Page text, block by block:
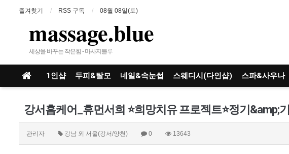
즐겨찾기 RSS 구독 08월 08일(토)
massage.blue
세상을 바꾸는 작은힘 - 마사지블루
1인샵 두피&탈모 네일&속눈썹 스웨디시(다인샵) 스파&사우나
관리자 강남 외 서울(강서/양천) 0 13643